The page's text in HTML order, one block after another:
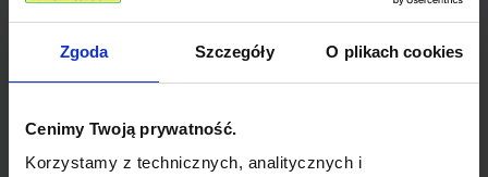
Zgoda Szczegóły O plikach cookies
Cenimy Twoją prywatność.
Korzystamy z technicznych, analitycznych i
populranych obiektów zwiedzanych przez
turystów, jest Zamek Trakošćan na północy
kraju.
Kornati natomiast to chorwacki archipelag
składający się z około 89 wysp, który